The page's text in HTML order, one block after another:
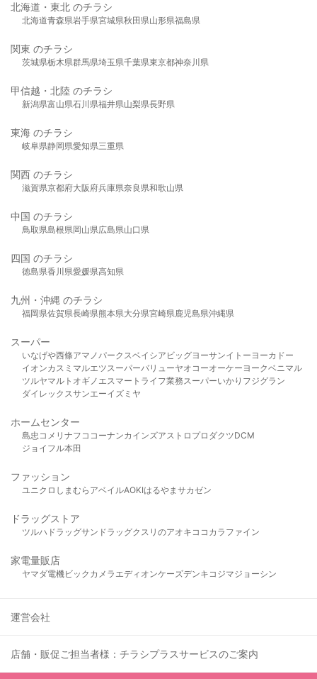
北海道・東北 のチラシ
北海道青森県岩手県宮城県秋田県山形県福島県
関東 のチラシ
茨城県栃木県群馬県埼玉県千葉県東京都神奈川県
甲信越・北陸 のチラシ
新潟県富山県石川県福井県山梨県長野県
東海 のチラシ
岐阜県静岡県愛知県三重県
関西 のチラシ
滋賀県京都府大阪府兵庫県奈良県和歌山県
中国 のチラシ
鳥取県島根県岡山県広島県山口県
四国 のチラシ
徳島県香川県愛媛県高知県
九州・沖縄 のチラシ
福岡県佐賀県長崎県熊本県大分県宮崎県鹿児島県沖縄県
スーパー
いなげや西條アマノパークスベイシア ビッグヨーサンイトーヨーカドー
イオンカスミ マルエツスーパーバリューヤオコーオーケー ヨークベニマル
ツルヤマルト オギノ エスマート ライフ業務スーパーいかり フジグラン
ダイレックスサンエーイズミヤ
ホームセンター
島忠 コメリ ナフコ コーナンカインズアストロプロダクツDCM
ジョイフル本田
ファッション
ユニクロ しまむら アベイルAOKIはるやま サカゼン
ドラッグストア
ツルハドラッグサンドラッグクスリのアオキ ココカラファイン
家電量販店
ヤマダ電機ビックカメラ エディオンケーズデンキ コジマジョーシン
運営会社
店舗・販促ご担当者様：チラシプラスサービスのご案内